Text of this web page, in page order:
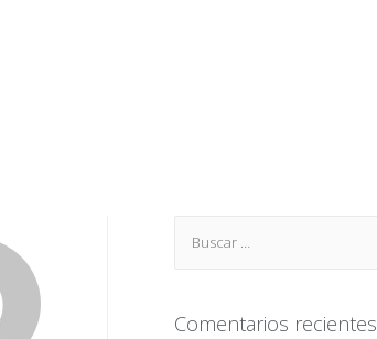
Comentarios recientes